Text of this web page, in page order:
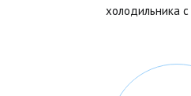
холодильника с